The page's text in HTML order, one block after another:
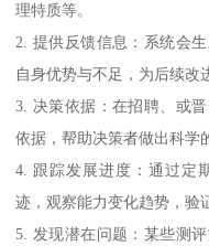
理特质等。
2. 提供反馈信息：系统会
自身优势与不足，为后续改
3. 决策依据：在招聘、或
依据，帮助决策者做出科学
4. 跟踪发展进度：通过定
迹，观察能力变化趋势，验
5. 发现潜在问题：某些测